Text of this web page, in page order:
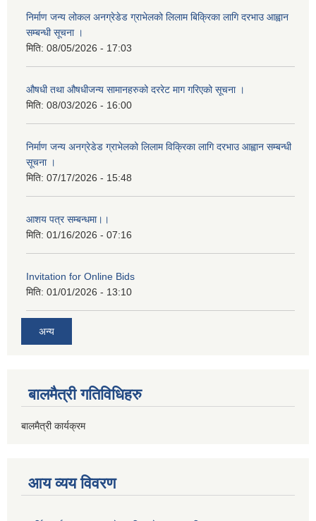
निर्माण जन्य लोकल अनग्रेडेड ग्राभेलको लिलाम बिक्रिका लागि दरभाउ आह्वान
सम्बन्धी सूचना ।
मिति: 08/05/2026 - 17:03
औषधी तथा औषधीजन्य सामानहरुको दररेट माग गरिएको सूचना ।
मिति: 08/03/2026 - 16:00
निर्माण जन्य अनग्रेडेड ग्राभेलको लिलाम विक्रिका लागि दरभाउ आह्वान सम्बन्धी
सूचना ।
मिति: 07/17/2026 - 15:48
आशय पत्र सम्बन्धमा।।
मिति: 01/16/2026 - 07:16
Invitation for Online Bids
मिति: 01/01/2026 - 13:10
अन्य
बालमैत्री गतिविधिहरु
बालमैत्री कार्यक्रम
आय व्यय विवरण